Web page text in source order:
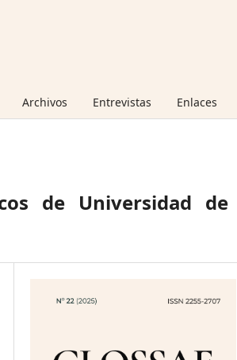
Archivos Entrevistas Enlaces
de Universidad de